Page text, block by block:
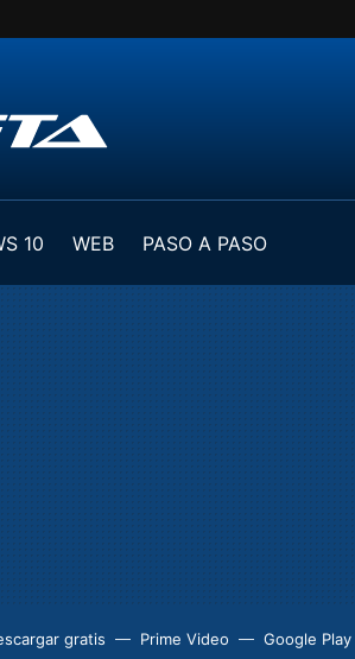
10 WEB
PASO A PASO
gratis Prime Video Google Play